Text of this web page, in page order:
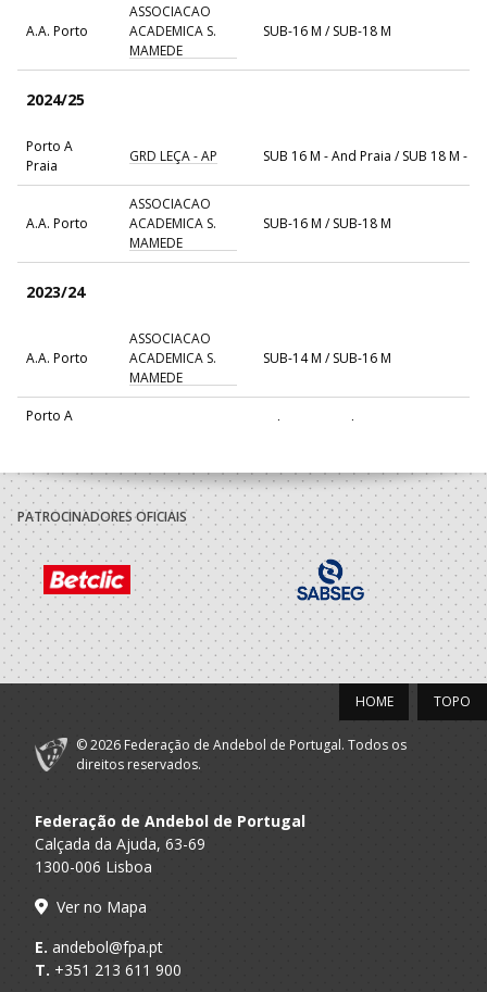
A.A. Porto
ASSOCIACAO
ACADEMICA S.
MAMEDE
SUB-16 M / SUB-18 M
2024/25
Porto A
Praia
GRD LEÇA - AP SUB 16 M - And Praia / SUB 18 M -
A.A. Porto
ASSOCIACAO
ACADEMICA S.
MAMEDE
SUB-16 M / SUB-18 M
2023/24
A.A. Porto
ASSOCIACAO
ACADEMICA S.
MAMEDE
SUB-14 M / SUB-16 M
Porto A
Sub 14 M - And Praia / SUB 16 M -
2022/23
A.A. Porto
ASSOCIACAO
ACADEMICA S.
MAMEDE
SUB-14 M / SUB-16 M
2021/22
A.A. Porto
ASSOCIACAO
ACADEMICA S.
Minis M / SUB-14 M
2020/21
A.A. Porto
ACADEMICA S.
MAMEDE
Minis M / SUB-13 M
PATROCINADORES OFICIAIS
TOPO
HOME
© 2026 Federação de Andebol de Portugal. Todos os
direitos reservados.
Federação de Andebol de Portugal
Calçada da Ajuda, 63-69
1300-006 Lisboa
Ver no Mapa
E. andebol@fpa.pt
T. +351 213 611 900